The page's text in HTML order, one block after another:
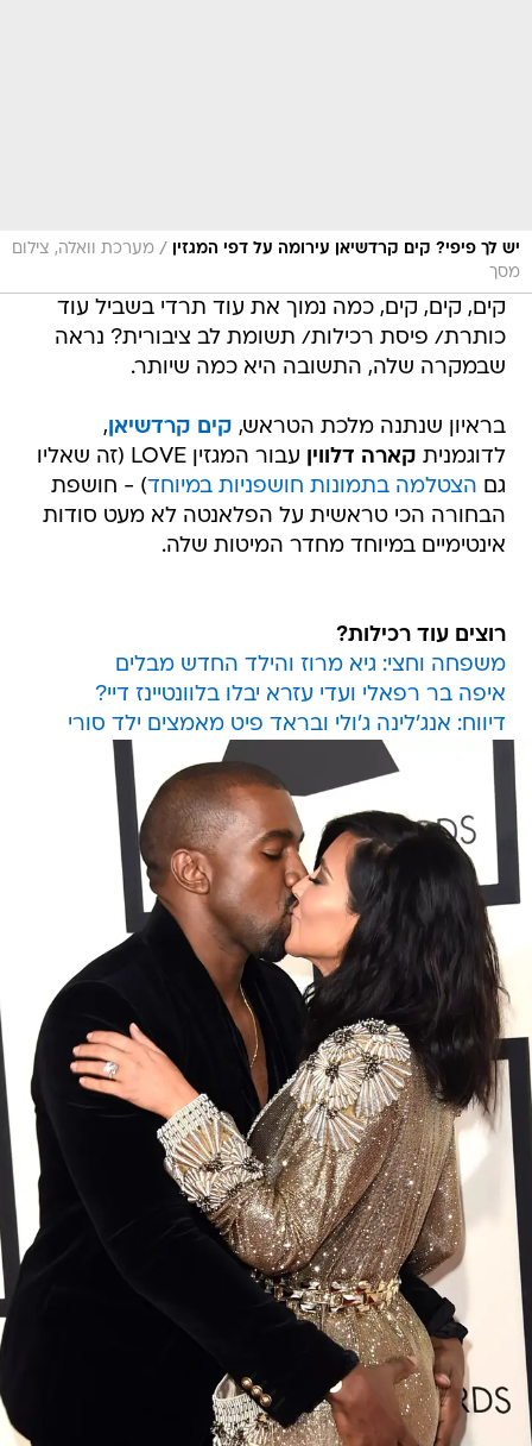
יש לך פיפי? קים קרדשיאן עירומה על דפי המגזין / מערכת וואלה, צילום
מסך
קים, קים, קים, כמה נמוך את עוד תרדי בשביל עוד
כותרת/ פיסת רכילות/ תשומת לב ציבורית? נראה
שבמקרה שלה, התשובה היא כמה שיותר.
בראיון שנתנה מלכת הטראש, קים קרדשיאן,
לדוגמנית קארה דלווין
עבור המגזין LOVE (זה שאליו
גם הצטלמה בתמונות חושפניות במיוחד) - חושפת
הבחורה הכי טראשית על הפלאנטה לא מעט סודות
אינטימיים במיוחד מחדר המיטות שלה.
רוצים עוד רכילות?
משפחה וחצי: גיא מרוז והילד החדש מבלים
איפה בר רפאלי ועדי עזרא יבלו בלוונטיינז דיי?
דיווח: אנג'לינה ג'ולי ובראד פיט מאמצים ילד סורי